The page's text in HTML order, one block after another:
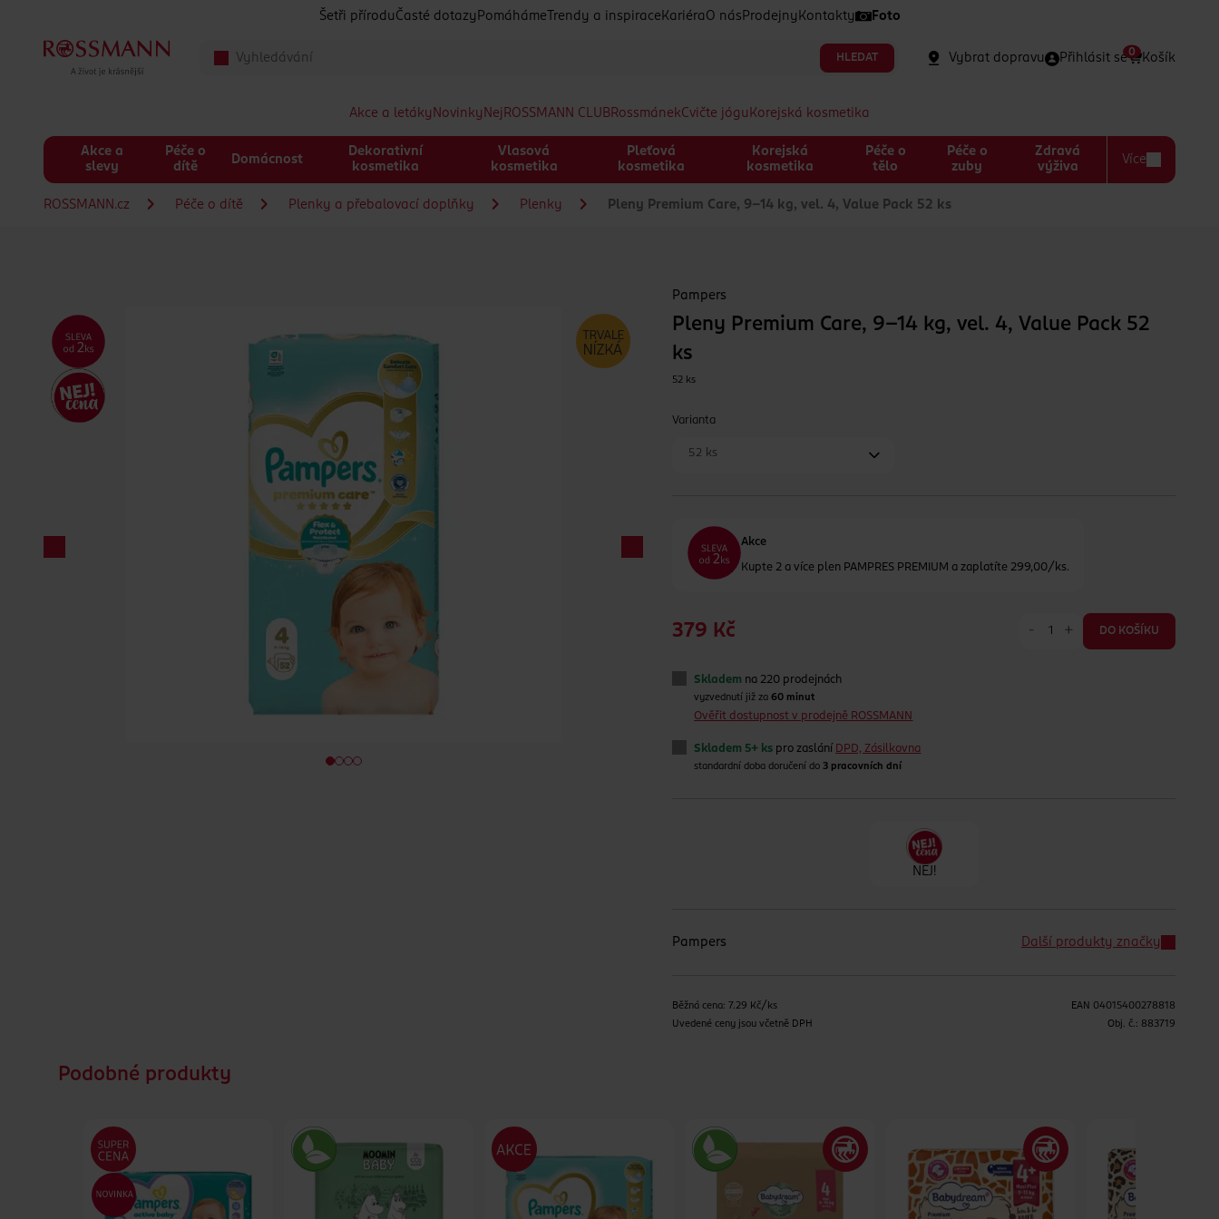
Šetři přírodu Časté dotazy Pomáháme Trendy a inspirace Kariéra O nás Prodejny Kontakty Foto
HLEDAT Vybrat dopravu Přihlásit se Košík
0
Akce a letáky Novinky Nej ROSSMANN CLUBRossmánekCvičte jógu Korejská kosmetika
Akce a
slevy
Péče o
dítě
Domácnost
Dekorativní
kosmetika
Vlasová
kosmetika
Pleťová
kosmetika
Korejská
kosmetika
Péče o
tělo
Péče o
zuby
Zdravá
výživa
Více
ROSSMANN.cz Péče o dítě Plenky a přebalovací doplňky Plenky Pleny Premium Care, 9–14 kg, vel. 4, Value Pack 52 ks
Pampers
Pleny Premium Care, 9–14 kg, vel. 4, Value Pack 52
ks
52 ks
Varianta
52 ks
Akce
Kupte 2 a více plen PAMPRES PREMIUM a zaplatíte 299,00/ks.
379 Kč - + DO KOŠÍKU
Skladem na 220 prodejnách
vyzvednutí již za60 minut
Ověřit dostupnost v prodejně ROSSMANN
Skladem 5+ ks pro zaslání DPD, Zásilkovna
standardní doba doručení do 3 pracovních dní
NEJ!
Pampers Další produkty značky
Běžná cena: 7.29 Kč/ks
Uvedené ceny jsou včetně DPH
EAN 04015400278818
Obj. č.: 883719
Podobné produkty